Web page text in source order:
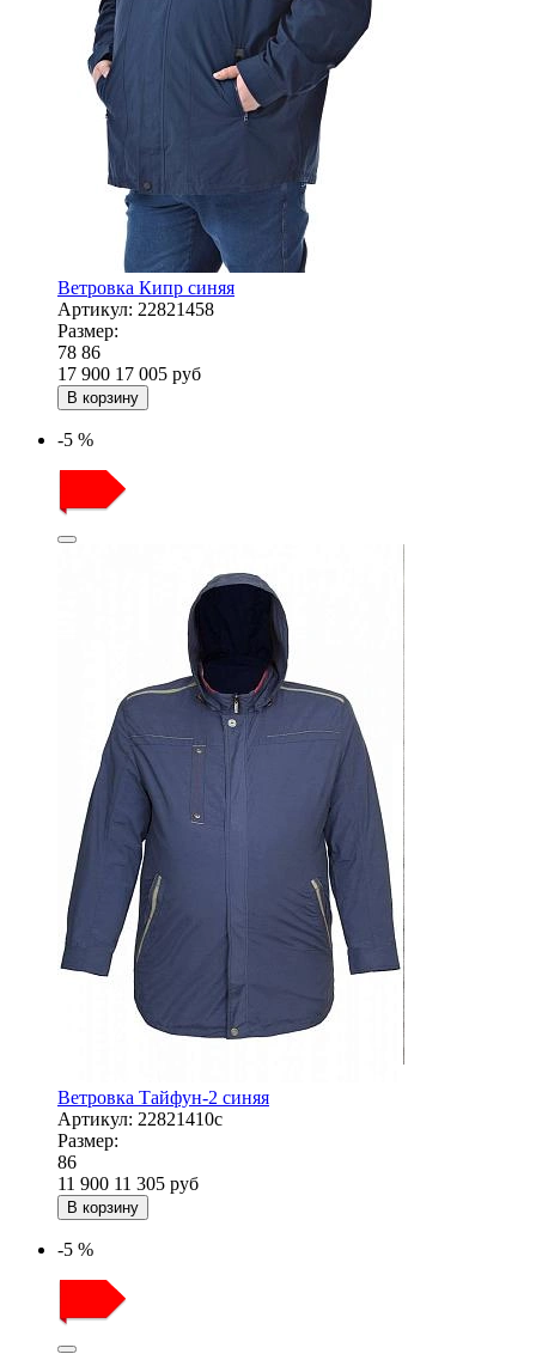
Ветровка Кипр синяя
Артикул: 22821458
Размер:
78 86
17 900 17 005 руб
В корзину
-5 %
Ветровка Тайфун-2 синяя
Артикул: 22821410с
Размер:
86
11 900 11 305 руб
В корзину
-5 %